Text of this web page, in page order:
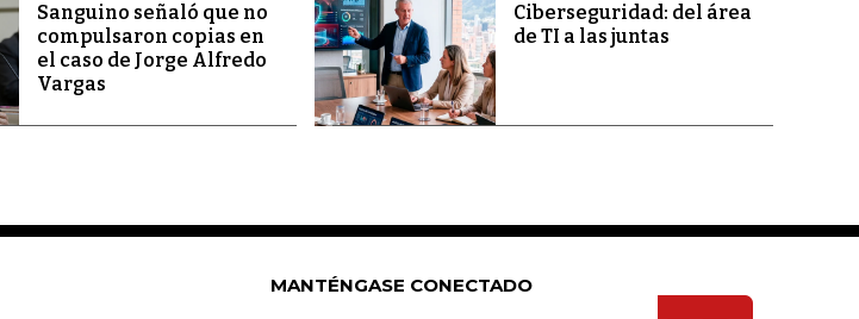
Sanguino señaló que no
compulsaron copias en
el caso de Jorge Alfredo
Vargas
Ciberseguridad: del área
de TI a las juntas
MANTÉNGASE CONECTADO